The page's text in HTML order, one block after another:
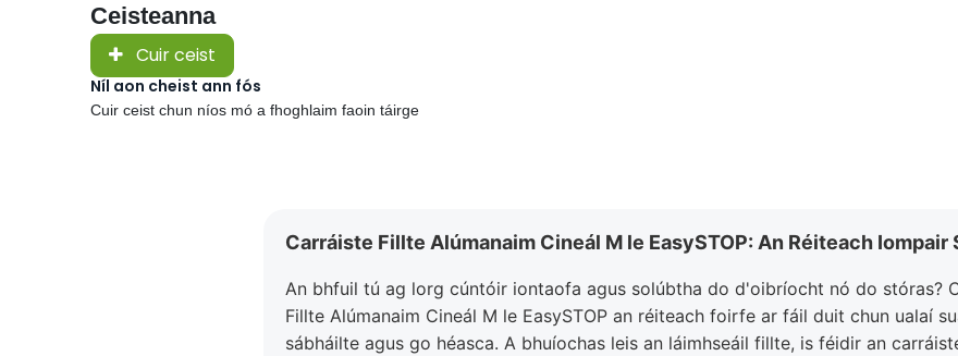
Ceisteanna
Cuir ceist
Níl aon cheist ann fós
Cuir ceist chun níos mó a fhoghlaim faoin táirge
Carráiste Fillte Alúmanaim Cineál M le EasySTOP: An Réiteach Iompair
An bhfuil tú ag lorg cúntóir iontaofa agus solúbtha do d'oibríocht nó do stóras?
Fillte Alúmanaim Cineál M le EasySTOP an réiteach foirfe ar fáil duit chun ualaí
sábháilte agus go héasca. A bhuíochas leis an láimhseáil fillte, is féidir an